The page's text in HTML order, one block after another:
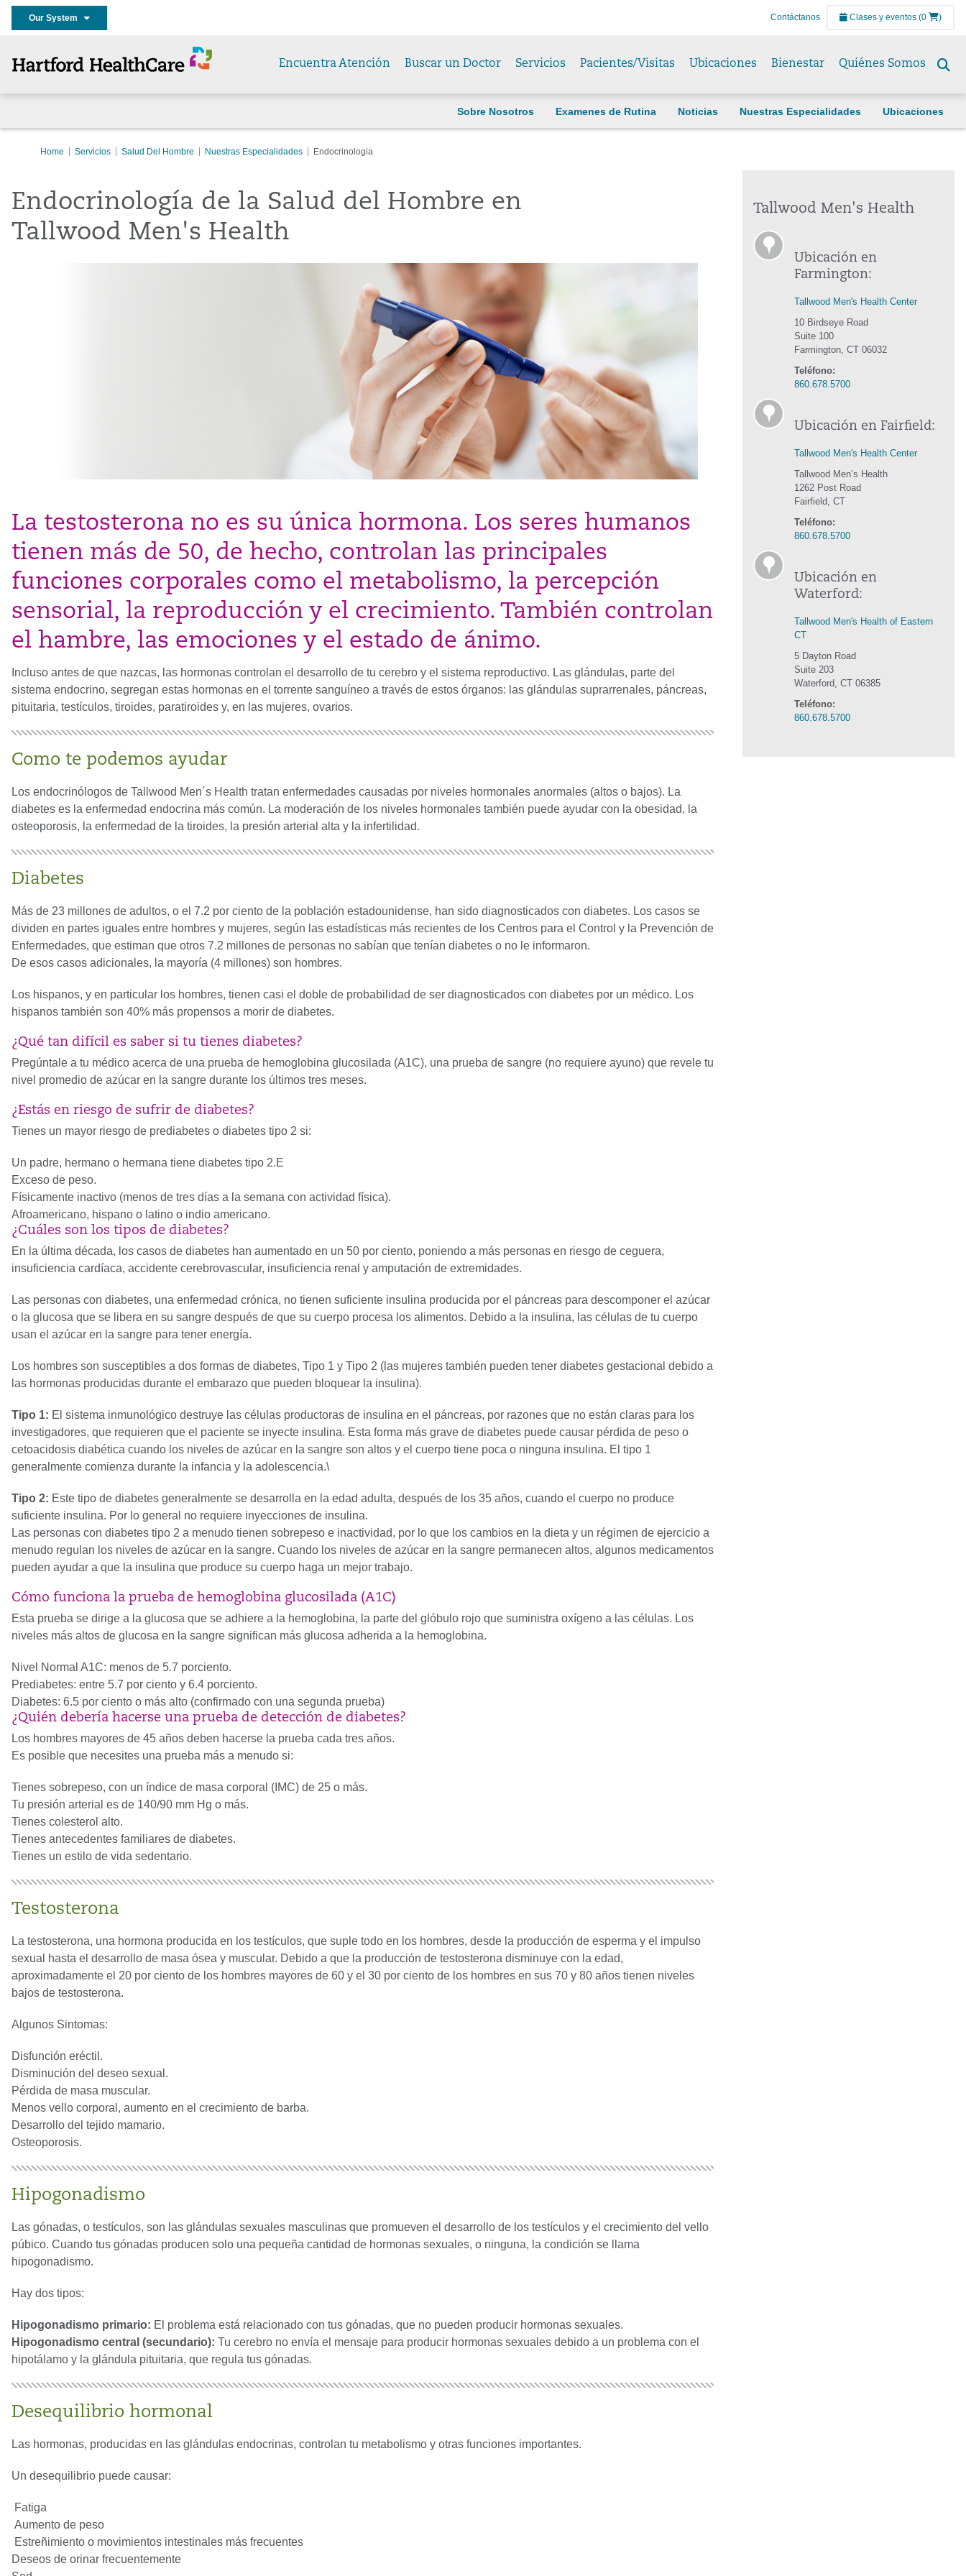
Our System Contáctanos Clases y eventos (0 )
Encuentra Atención Buscar un Doctor Servicios Pacientes/Visitas Ubicaciones Bienestar Quiénes Somos
Sobre Nosotros Examenes de Rutina Noticias Nuestras Especialidades Ubicaciones
Home Servicios Salud Del Hombre Nuestras Especialidades Endocrinologia
Endocrinología de la Salud del Hombre en
Tallwood Men's Health
La testosterona no es su única hormona. Los seres humanos
tienen más de 50, de hecho, controlan las principales
funciones corporales como el metabolismo, la percepción
sensorial, la reproducción y el crecimiento. También controlan
el hambre, las emociones y el estado de ánimo.
Incluso antes de que nazcas, las hormonas controlan el desarrollo de tu cerebro y el sistema reproductivo. Las glándulas, parte del
sistema endocrino, segregan estas hormonas en el torrente sanguíneo a través de estos órganos: las glándulas suprarrenales, páncreas,
pituitaria, testículos, tiroides, paratiroides y, en las mujeres, ovarios.
Como te podemos ayudar
Los endocrinólogos de Tallwood Men´s Health tratan enfermedades causadas por niveles hormonales anormales (altos o bajos). La
diabetes es la enfermedad endocrina más común. La moderación de los niveles hormonales también puede ayudar con la obesidad, la
osteoporosis, la enfermedad de la tiroides, la presión arterial alta y la infertilidad.
Diabetes
Más de 23 millones de adultos, o el 7.2 por ciento de la población estadounidense, han sido diagnosticados con diabetes. Los casos se
dividen en partes iguales entre hombres y mujeres, según las estadísticas más recientes de los Centros para el Control y la Prevención de
Enfermedades, que estiman que otros 7.2 millones de personas no sabían que tenían diabetes o no le informaron.
De esos casos adicionales, la mayoría (4 millones) son hombres.
Los hispanos, y en particular los hombres, tienen casi el doble de probabilidad de ser diagnosticados con diabetes por un médico. Los
hispanos también son 40% más propensos a morir de diabetes.
¿Qué tan difícil es saber si tu tienes diabetes?
Pregúntale a tu médico acerca de una prueba de hemoglobina glucosilada (A1C), una prueba de sangre (no requiere ayuno) que revele tu
nivel promedio de azúcar en la sangre durante los últimos tres meses.
¿Estás en riesgo de sufrir de diabetes?
Tienes un mayor riesgo de prediabetes o diabetes tipo 2 si:
Un padre, hermano o hermana tiene diabetes tipo 2.E
Exceso de peso.
Físicamente inactivo (menos de tres días a la semana con actividad física).
Afroamericano, hispano o latino o indio americano.
¿Cuáles son los tipos de diabetes?
En la última década, los casos de diabetes han aumentado en un 50 por ciento, poniendo a más personas en riesgo de ceguera,
insuficiencia cardíaca, accidente cerebrovascular, insuficiencia renal y amputación de extremidades.
Las personas con diabetes, una enfermedad crónica, no tienen suficiente insulina producida por el páncreas para descomponer el azúcar
o la glucosa que se libera en su sangre después de que su cuerpo procesa los alimentos. Debido a la insulina, las células de tu cuerpo
usan el azúcar en la sangre para tener energía.
Los hombres son susceptibles a dos formas de diabetes, Tipo 1 y Tipo 2 (las mujeres también pueden tener diabetes gestacional debido a
las hormonas producidas durante el embarazo que pueden bloquear la insulina).
Tipo 1: El sistema inmunológico destruye las células productoras de insulina en el páncreas, por razones que no están claras para los
investigadores, que requieren que el paciente se inyecte insulina. Esta forma más grave de diabetes puede causar pérdida de peso o
cetoacidosis diabética cuando los niveles de azúcar en la sangre son altos y el cuerpo tiene poca o ninguna insulina. El tipo 1
generalmente comienza durante la infancia y la adolescencia.\
Tipo 2: Este tipo de diabetes generalmente se desarrolla en la edad adulta, después de los 35 años, cuando el cuerpo no produce
suficiente insulina. Por lo general no requiere inyecciones de insulina.
Las personas con diabetes tipo 2 a menudo tienen sobrepeso e inactividad, por lo que los cambios en la dieta y un régimen de ejercicio a
menudo regulan los niveles de azúcar en la sangre. Cuando los niveles de azúcar en la sangre permanecen altos, algunos medicamentos
pueden ayudar a que la insulina que produce su cuerpo haga un mejor trabajo.
Cómo funciona la prueba de hemoglobina glucosilada (A1C)
Esta prueba se dirige a la glucosa que se adhiere a la hemoglobina, la parte del glóbulo rojo que suministra oxígeno a las células. Los
niveles más altos de glucosa en la sangre significan más glucosa adherida a la hemoglobina.
Nivel Normal A1C: menos de 5.7 porciento.
Prediabetes: entre 5.7 por ciento y 6.4 porciento.
Diabetes: 6.5 por ciento o más alto (confirmado con una segunda prueba)
¿Quién debería hacerse una prueba de detección de diabetes?
Los hombres mayores de 45 años deben hacerse la prueba cada tres años.
Es posible que necesites una prueba más a menudo si:
Tienes sobrepeso, con un índice de masa corporal (IMC) de 25 o más.
Tu presión arterial es de 140/90 mm Hg o más.
Tienes colesterol alto.
Tienes antecedentes familiares de diabetes.
Tienes un estilo de vida sedentario.
Testosterona
La testosterona, una hormona producida en los testículos, que suple todo en los hombres, desde la producción de esperma y el impulso
sexual hasta el desarrollo de masa ósea y muscular. Debido a que la producción de testosterona disminuye con la edad,
aproximadamente el 20 por ciento de los hombres mayores de 60 y el 30 por ciento de los hombres en sus 70 y 80 años tienen niveles
bajos de testosterona.
Algunos Sintomas:
Disfunción eréctil.
Disminución del deseo sexual.
Pérdida de masa muscular.
Menos vello corporal, aumento en el crecimiento de barba.
Desarrollo del tejido mamario.
Osteoporosis.
Hipogonadismo
Las gónadas, o testículos, son las glándulas sexuales masculinas que promueven el desarrollo de los testículos y el crecimiento del vello
púbico. Cuando tus gónadas producen solo una pequeña cantidad de hormonas sexuales, o ninguna, la condición se llama
hipogonadismo.
Hay dos tipos:
Hipogonadismo primario: El problema está relacionado con tus gónadas, que no pueden producir hormonas sexuales.
Hipogonadismo central (secundario): Tu cerebro no envía el mensaje para producir hormonas sexuales debido a un problema con el
hipotálamo y la glándula pituitaria, que regula tus gónadas.
Desequilibrio hormonal
Las hormonas, producidas en las glándulas endocrinas, controlan tu metabolismo y otras funciones importantes.
Un desequilibrio puede causar:
Fatiga
Aumento de peso
Estreñimiento o movimientos intestinales más frecuentes
Deseos de orinar frecuentemente
Tallwood Men's Health
Ubicación en
Farmington:
Tallwood Men's Health Center
10 Birdseye Road
Suite 100
Farmington, CT 06032
Teléfono:
860.678.5700
Ubicación en Fairfield:
Tallwood Men's Health Center
Tallwood Men’s Health
1262 Post Road
Fairfield, CT
Teléfono:
860.678.5700
Ubicación en
Waterford:
Tallwood Men's Health of Eastern
CT
5 Dayton Road
Suite 203
Waterford, CT 06385
Teléfono:
860.678.5700